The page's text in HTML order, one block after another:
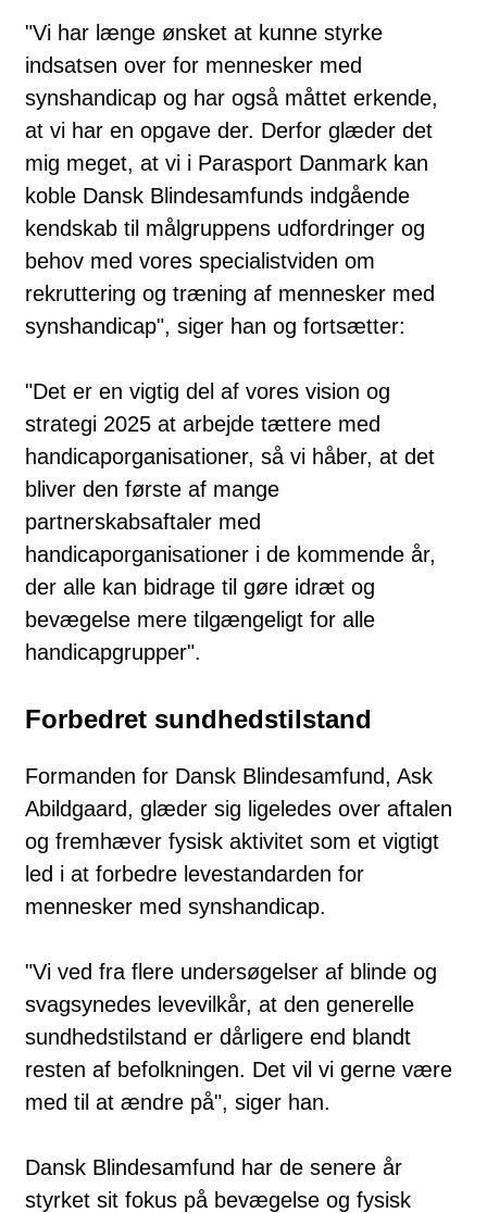
"Vi har længe ønsket at kunne styrke
indsatsen over for mennesker med
synshandicap og har også måttet erkende,
at vi har en opgave der. Derfor glæder det
mig meget, at vi i Parasport Danmark kan
koble Dansk Blindesamfunds indgående
kendskab til målgruppens udfordringer og
behov med vores specialistviden om
rekruttering og træning af mennesker med
synshandicap", siger han og fortsætter:
"Det er en vigtig del af vores vision og
strategi 2025 at arbejde tættere med
handicaporganisationer, så vi håber, at det
bliver den første af mange
partnerskabsaftaler med
handicaporganisationer i de kommende år,
der alle kan bidrage til gøre idræt og
bevægelse mere tilgængeligt for alle
handicapgrupper".
Forbedret sundhedstilstand
Formanden for Dansk Blindesamfund, Ask
Abildgaard, glæder sig ligeledes over aftalen
og fremhæver fysisk aktivitet som et vigtigt
led i at forbedre levestandarden for
mennesker med synshandicap.
"Vi ved fra flere undersøgelser af blinde og
svagsynedes levevilkår, at den generelle
sundhedstilstand er dårligere end blandt
resten af befolkningen. Det vil vi gerne være
med til at ændre på", siger han.
Dansk Blindesamfund har de senere år
styrket sit fokus på bevægelse og fysisk